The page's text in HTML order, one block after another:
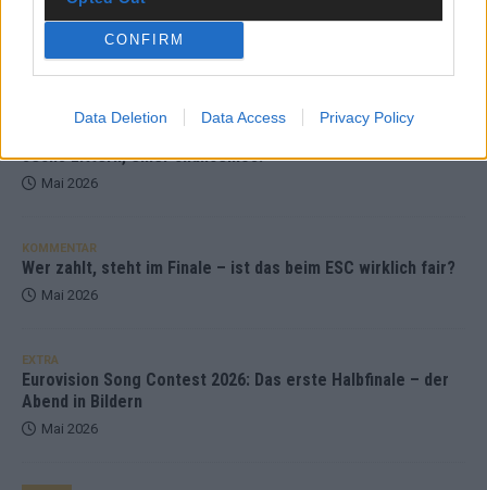
CONFIRM
Data Deletion Data Access Privacy Policy
war solide, aber kein Feuerwerk
sechs zittern, einer chancenlos!
Mai 2026
KOMMENTAR
Wer zahlt, steht im Finale – ist das beim ESC wirklich fair?
Mai 2026
EXTRA
Eurovision Song Contest 2026: Das erste Halbfinale – der
Abend in Bildern
Mai 2026